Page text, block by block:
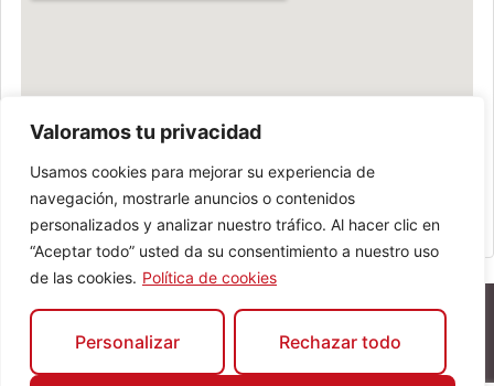
Valoramos tu privacidad
Usamos cookies para mejorar su experiencia de
navegación, mostrarle anuncios o contenidos
personalizados y analizar nuestro tráfico. Al hacer clic en
“Aceptar todo” usted da su consentimiento a nuestro uso
de las cookies. Política de cookies
Personalizar Rechazar todo